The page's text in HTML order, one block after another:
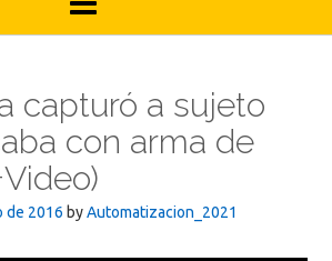
capturó a sujeto
con arma de
de 2016 byAutomatizacion_2021